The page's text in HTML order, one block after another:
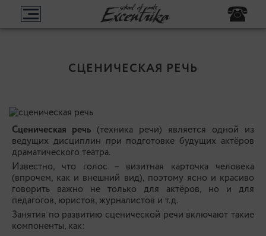
СЦЕНИЧЕСКАЯ РЕЧЬ
Сценическая речь (техника речи) является одной из
ведущих дисциплин при подготовке будущих актёров
драматического театра.
Известно, что голос – визитная карточка человека
(впрочем, как и внешний вид), поэтому ясно и красиво
говорить важно не только для актёров, но и для
педагогов, юристов, журналистов и т.д.
Занятия по развитию сценической речи включают такие
компоненты, как: